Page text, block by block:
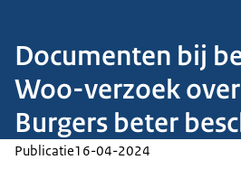
Documenten bij
Woo-verzoek
Burgers beter
Publicatie16-04-2024